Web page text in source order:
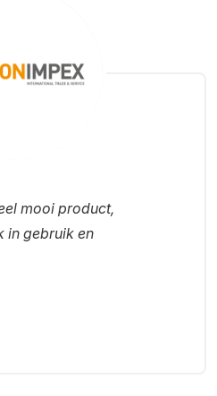
mooi product,
in gebruik en